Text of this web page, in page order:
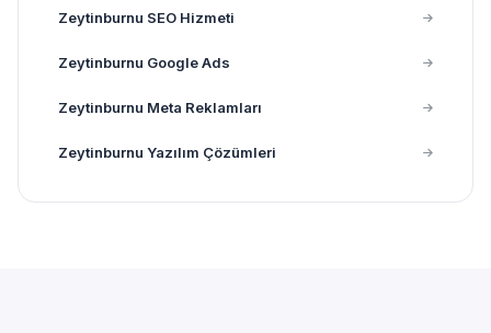
Zeytinburnu SEO Hizmeti
Zeytinburnu Google Ads
Zeytinburnu Meta Reklamları
Zeytinburnu Yazılım Çözümleri